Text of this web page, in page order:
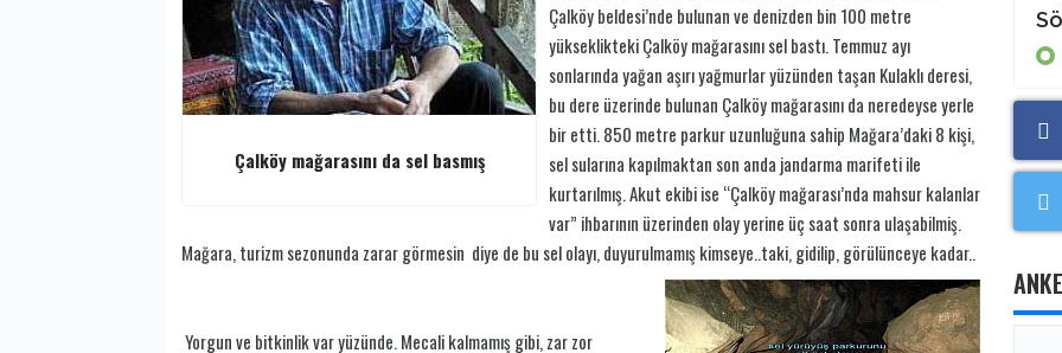
Çalköy mağarasını da sel basmış
Çalköy beldesi’nde bulunan ve denizden bin 100 metre
yükseklikteki Çalköy mağarasını sel bastı. Temmuz ayı
sonlarında yağan aşırı yağmurlar yüzünden taşan Kulaklı deresi,
bu dere üzerinde bulunan Çalköy mağarasını da neredeyse yerle
bir etti. 850 metre parkur uzunluğuna sahip Mağara’daki 8 kişi,
sel sularına kapılmaktan son anda jandarma marifeti ile
kurtarılmış. Akut ekibi ise “Çalköy mağarası’nda mahsur kalanlar
var” ihbarının üzerinden olay yerine üç saat sonra ulaşabilmiş.
Mağara, turizm sezonunda zarar görmesin diye de bu sel olayı, duyurulmamış kimseye..taki, gidilip, görülünceye kadar..
Yorgun ve bitkinlik var yüzünde. Mecali kalmamış gibi, zar zor
Ardahan’ın Azap Gölüne
Gezi/Gözlem